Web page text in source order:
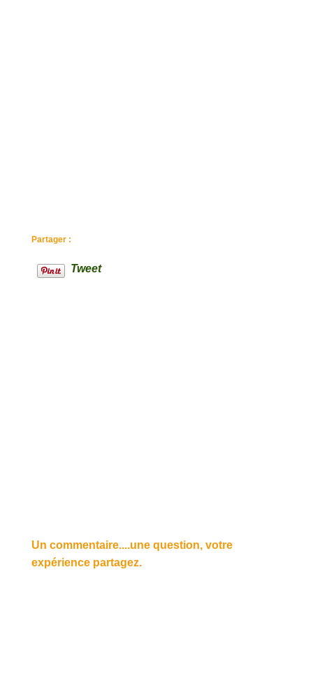
Partager :
Tweet
Un commentaire....une question, votre
expérience partagez.